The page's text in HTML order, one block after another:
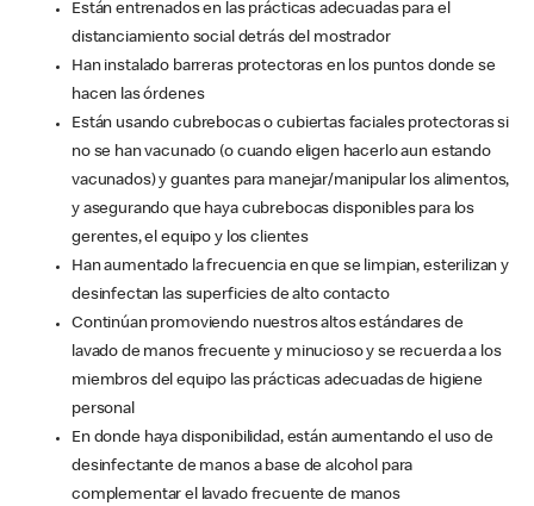
Están entrenados en las prácticas adecuadas para el
distanciamiento social detrás del mostrador
Han instalado barreras protectoras en los puntos donde se
hacen las órdenes
Están usando cubrebocas o cubiertas faciales protectoras si
no se han vacunado (o cuando eligen hacerlo aun estando
vacunados) y guantes para manejar/manipular los alimentos,
y asegurando que haya cubrebocas disponibles para los
gerentes, el equipo y los clientes
Han aumentado la frecuencia en que se limpian, esterilizan y
desinfectan las superficies de alto contacto
Continúan promoviendo nuestros altos estándares de
lavado de manos frecuente y minucioso y se recuerda a los
miembros del equipo las prácticas adecuadas de higiene
personal
En donde haya disponibilidad, están aumentando el uso de
desinfectante de manos a base de alcohol para
complementar el lavado frecuente de manos